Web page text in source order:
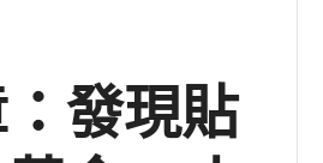
發現貼